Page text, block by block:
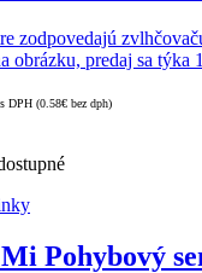
zodpovedajú
obrázku, predaj sa týka
s DPH (0.58€ bez dph)
Pohybový